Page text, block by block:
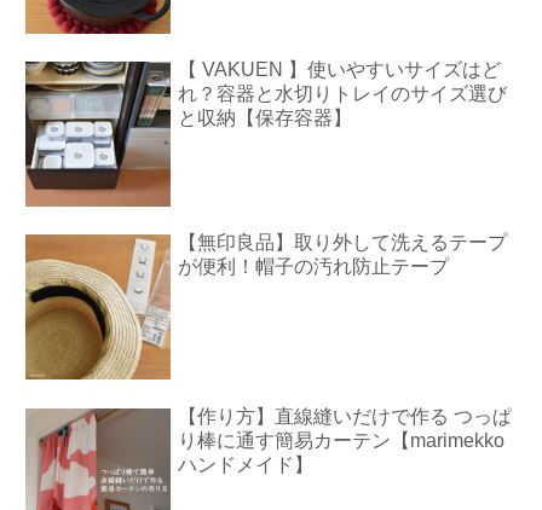
【 VAKUEN 】使いやすいサイズはど
れ？容器と水切りトレイのサイズ選び
と収納【保存容器】
【無印良品】取り外して洗えるテープ
が便利！帽子の汚れ防止テープ
【作り方】直線縫いだけで作る つっぱ
り棒に通す簡易カーテン【marimekko
ハンドメイド】